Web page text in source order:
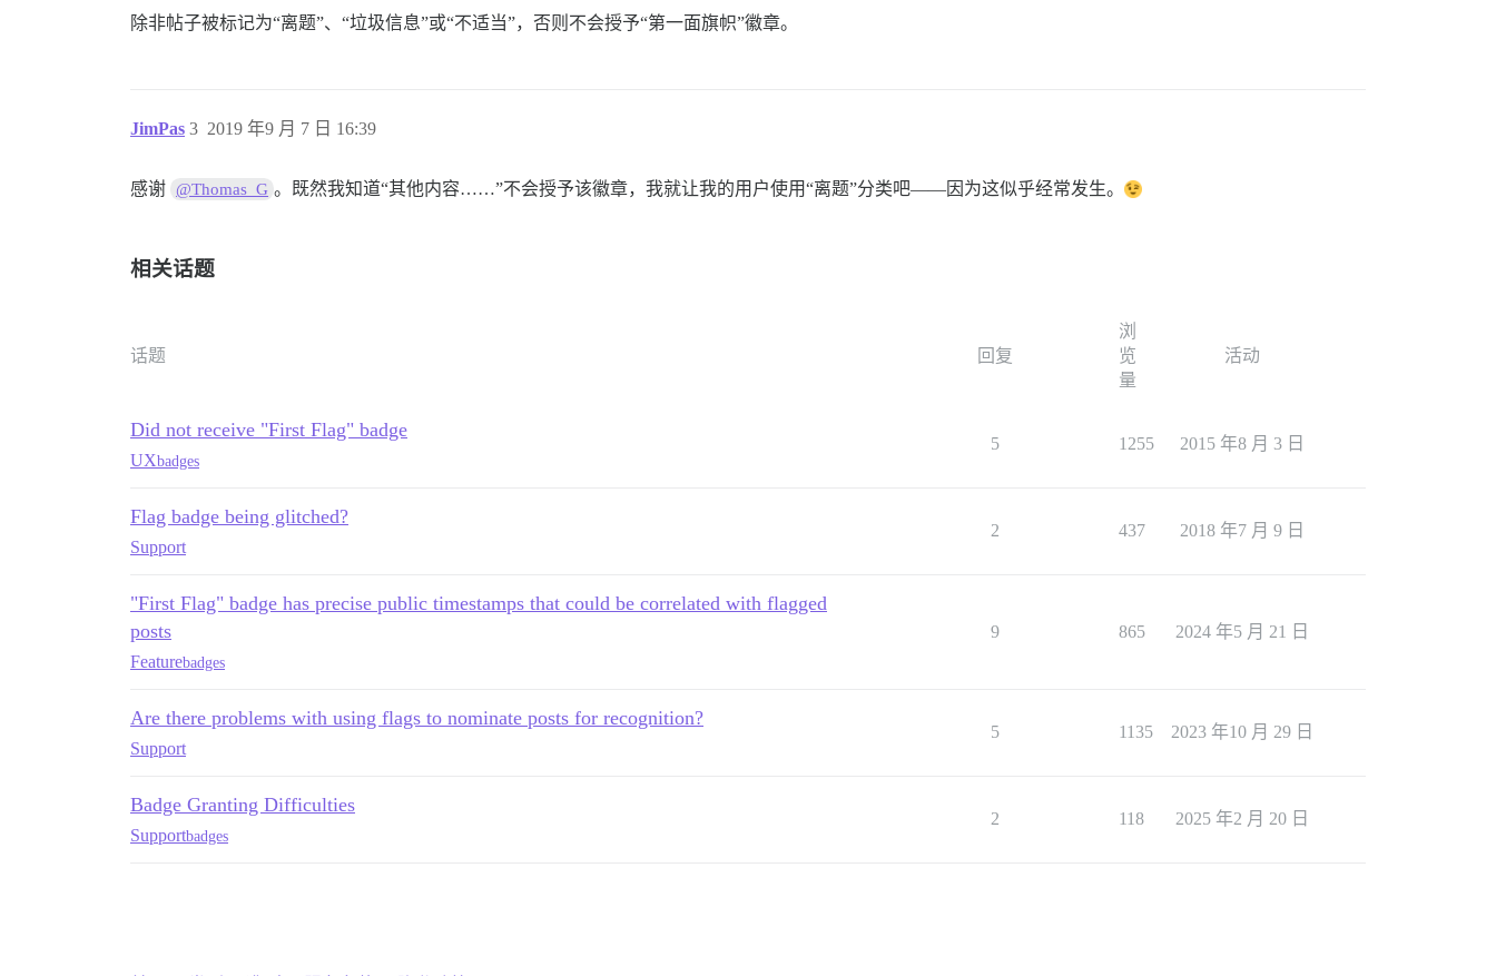
除非帖子被标记为“离题”、“垃圾信息”或“不适当”，否则不会授予“第一面旗帜”徽章。
JimPas 2019 年9 月 7 日 16:39
3
感谢 @Thomas_G 。既然我知道“其他内容……”不会授予该徽章，我就让我的用户使用“离题”分类吧——因为这似乎经常发生。
相关话题
话题 回复
浏
览
量
活动
Did not receive "First Flag" badge
UXbadges
5 1255 2015 年8 月 3 日
Flag badge being glitched?
Support
2 437 2018 年7 月 9 日
"First Flag" badge has precise public timestamps that could be correlated with flagged
posts
Featurebadges
9 865 2024 年5 月 21 日
Are there problems with using flags to nominate posts for recognition?
Support
5 1135 2023 年10 月 29 日
Badge Granting Difficulties
Supportbadges
2 118 2025 年2 月 20 日